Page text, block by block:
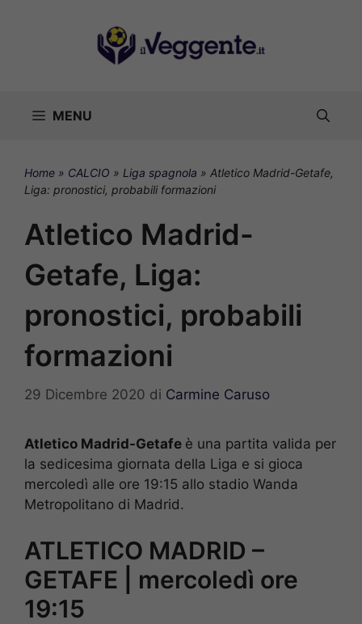
MENU
Home » CALCIO » Liga spagnola » Atletico Madrid-Getafe,
Liga: pronostici, probabili formazioni
Atletico Madrid-
Getafe, Liga:
pronostici, probabili
formazioni
29 Dicembre 2020 di Carmine Caruso
Atletico Madrid-Getafe è una partita valida per
la sedicesima giornata della Liga e si gioca
mercoledì alle ore 19:15 allo stadio Wanda
Metropolitano di Madrid.
ATLETICO MADRID –
GETAFE | mercoledì ore
19:15